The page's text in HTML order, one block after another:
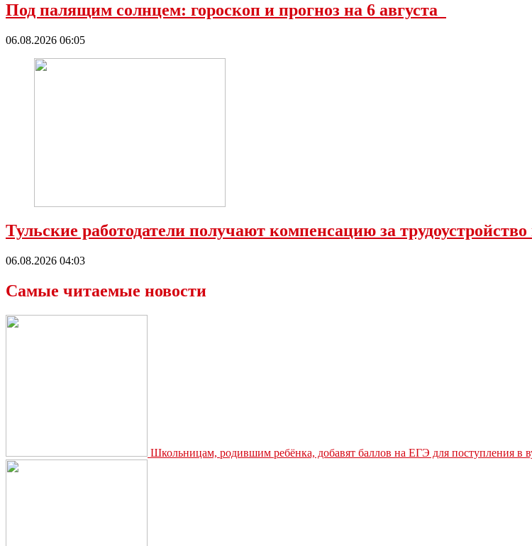
Под палящим солнцем: гороскоп и прогноз на 6 августа
06.08.2026 06:05
Тульские работодатели получают компенсацию за
06.08.2026 04:03
Самые читаемые новости
Школьницам, родившим ребёнка, добавят баллов на ЕГЭ для поступления в